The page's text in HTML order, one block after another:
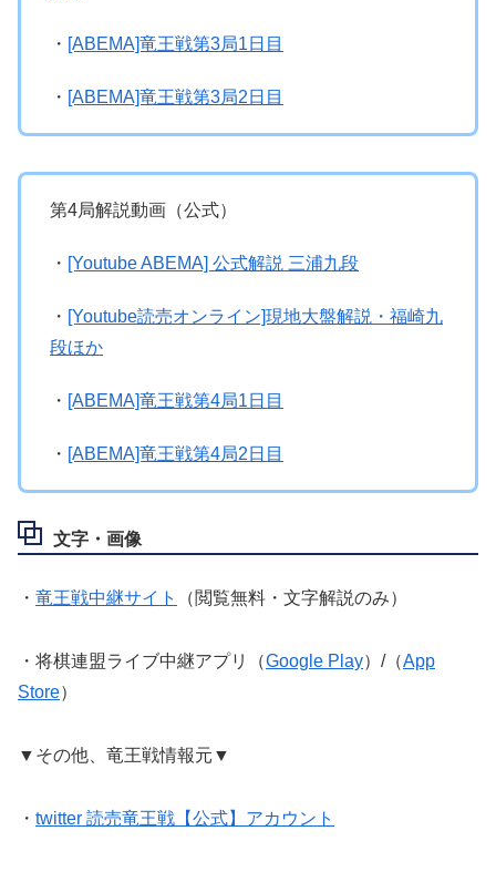
・ [ABEMA]竜王戦第3局1日目
・ [ABEMA]竜王戦第3局2日目
第4局解説動画（公式）
・ [Youtube ABEMA] 公式解説 三浦九段
・ [Youtube読売オンライン]現地大盤解説・福崎九
段ほか
・ [ABEMA]竜王戦第4局1日目
・ [ABEMA]竜王戦第4局2日目
文字・画像
・ 竜王戦中継サイト （閲覧無料・文字解説のみ）
・将棋連盟ライブ中継アプリ（Google Play）/（App
Store）
▼その他、竜王戦情報元▼
・ twitter 読売竜王戦【公式】アカウント